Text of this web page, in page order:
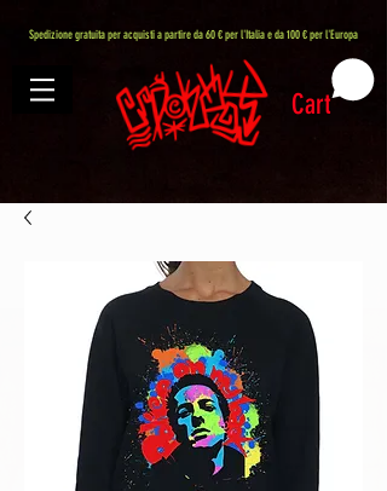
Spedizione gratuita per acquisti a partire da 60 € per l'Italia e da 100 € per l'Europa
Cart